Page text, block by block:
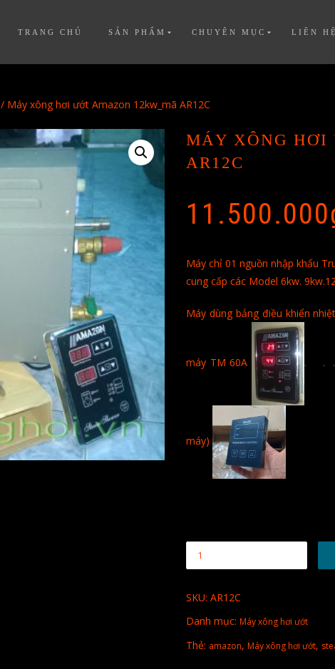
TRANG CHỦ SẢN PHẨM CHUYÊN MỤC LIÊN HỆ
/ Máy xông hơi ướt Amazon 12kw_mã AR12C
MÁY XÔNG HƠI
AR12C
11.500.000
Máy chỉ 01 nguồn nhập khẩu
cung cấp các Model 6kw.
Máy dùng bảng điều khiển
máy TM 60A . . .
máy)
SKU: AR12C
Danh mục: Máy xông hơi ướt
Thẻ: amazon, Máy xông hơi ướt,